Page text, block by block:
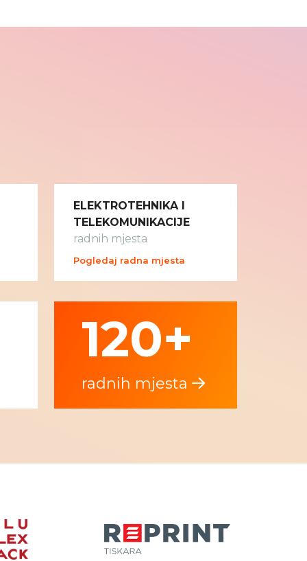
ELEKTROTEHNIKA I
TELEKOMUNIKACIJE
radnih mjesta
Pogledaj radna mjesta
120+
radnih mjesta